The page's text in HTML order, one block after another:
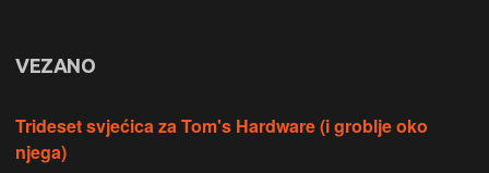
VEZANO
Trideset svjećica za Tom's Hardware (i groblje oko
njega)